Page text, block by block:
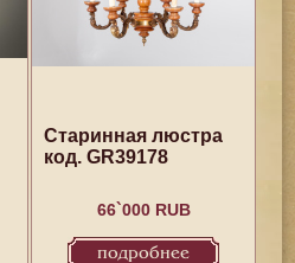
Старинная люстра
код. GR39178
66`000 RUB
подробнее